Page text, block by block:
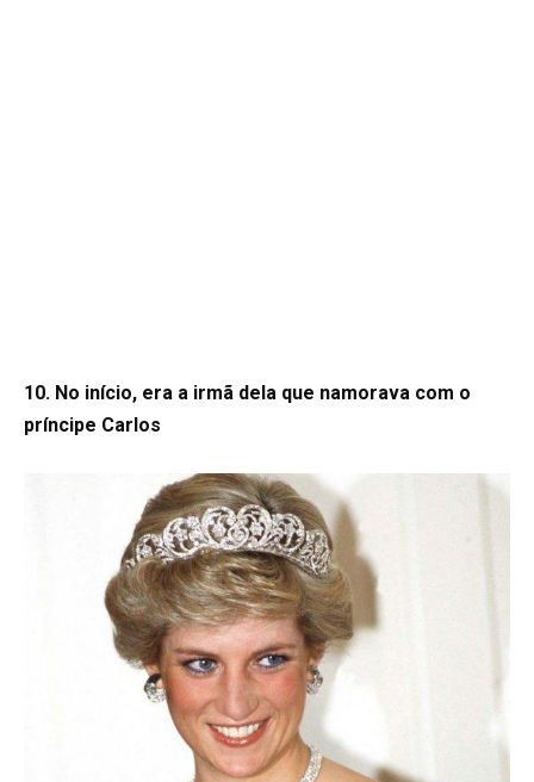
10. No início, era a irmã dela que namorava com o
príncipe Carlos